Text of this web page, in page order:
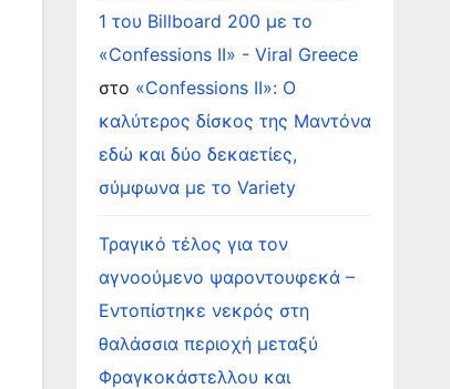
1 του Billboard 200 με το
«Confessions II» - Viral Greece
στο «Confessions II»: Ο
καλύτερος δίσκος της Μαντόνα
εδώ και δύο δεκαετίες,
σύμφωνα με το Variety
Τραγικό τέλος για τον
αγνοούμενο ψαροντουφεκά –
Εντοπίστηκε νεκρός στη
θαλάσσια περιοχή μεταξύ
Φραγκοκάστελλου και